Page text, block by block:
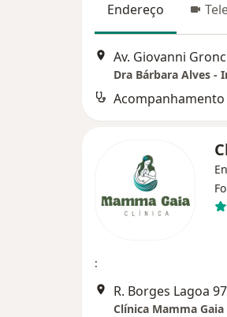
Endereço
:
Clínica Mamma Gaia